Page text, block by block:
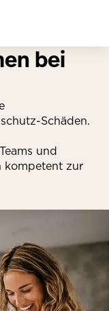
bei
Schäden.
und
kompetent zur